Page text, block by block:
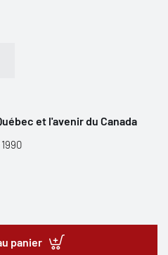
et l'avenir du Canada
panier